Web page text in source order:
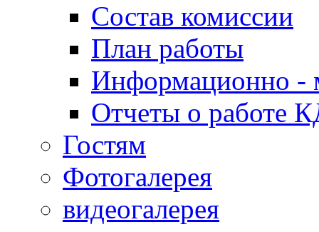
Состав комиссии
План работы
Информационно -
Отчеты о работе
Гостям
Фотогалерея
видеогалерея